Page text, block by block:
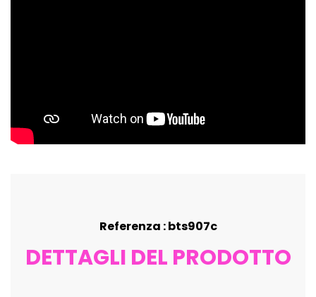
Referenza : bts907c
DETTAGLI DEL PRODOTTO